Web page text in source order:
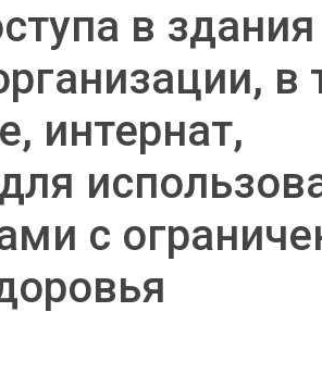
в здания
в
интернат,
с